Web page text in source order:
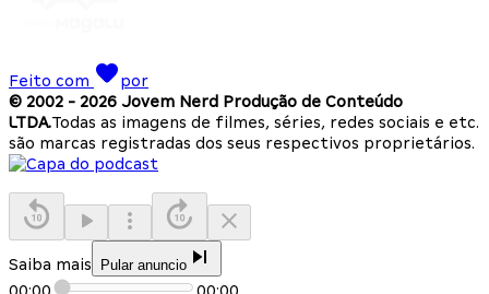
Feito com
por
© 2002 - 2026 Jovem Nerd Produção de Conteúdo
LTDA.Todas as imagens de filmes, séries, redes sociais e etc.
são marcas registradas dos seus respectivos proprietários.
Saiba mais Pular anuncio